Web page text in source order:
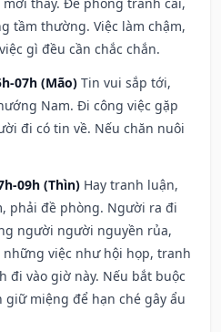
tầm thường. Việc làm chậm,
gì đều cần chắc chắn.
07h (Mão) Tin vui sắp tới,
Nam. Đi công việc gặp
đi có tin về. Nếu chăn nuôi
09h (Thìn) Hay tranh luận,
phải đề phòng. Người ra đi
người người nguyền rủa,
việc như hội họp, tranh
đi vào giờ này. Nếu bắt buộc
miệng để hạn ché gây ẩu